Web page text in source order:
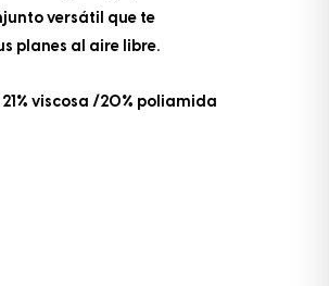
versátil que te
planes al aire libre.
viscosa /20% poliamida